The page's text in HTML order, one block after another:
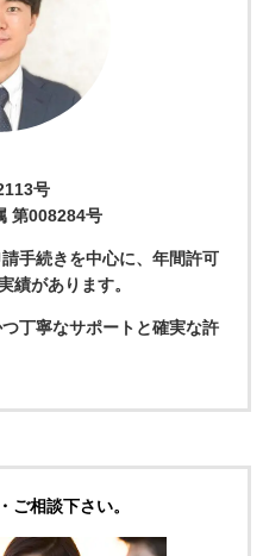
号
第008284号
手続きを中心に、年間許可
績があります。
丁寧なサポートと確実な許
ご相談下さい。